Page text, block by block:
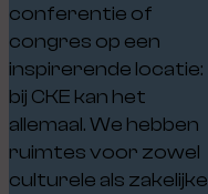
conferentie of
congres op een
inspirerende locatie:
bij CKE kan het
allemaal. We hebben
ruimtes voor zowel
culturele als zakelijke